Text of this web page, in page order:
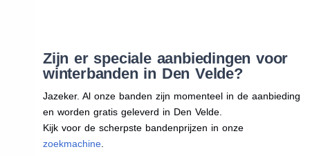
Zijn er speciale aanbiedingen voor
winterbanden in Den Velde?
Jazeker. Al onze banden zijn momenteel in de aanbieding
en worden gratis geleverd in Den Velde.
Kijk voor de scherpste bandenprijzen in onze
zoekmachine.